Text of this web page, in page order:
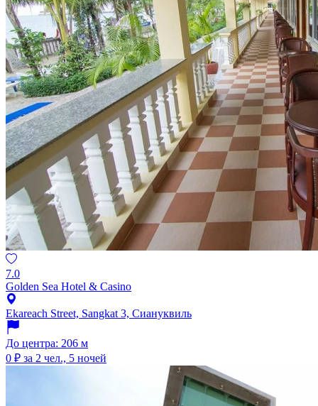
7.0
Golden Sea Hotel & Casino
Ekareach Street, Sangkat 3, Сиануквиль
До центра: 206 м
0 ₽ за 2 чел., 5 ночей